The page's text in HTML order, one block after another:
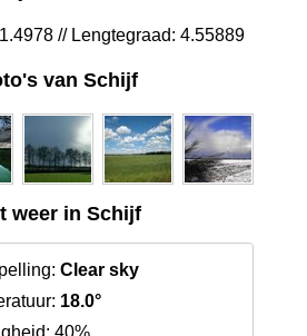
// Lengtegraad: 4.55889
van Schijf
weer in Schijf
Clear sky
18.0°